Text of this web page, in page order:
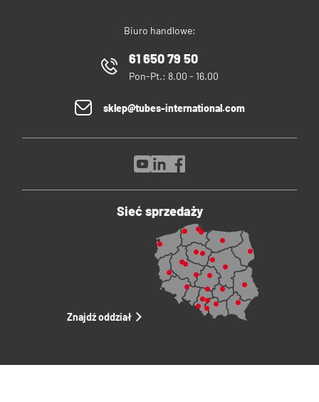
Biuro handlowe:
61 650 79 50
Pon-Pt.: 8.00 - 16.00
sklep@tubes-international.com
Sieć sprzedaży
Znajdź oddział